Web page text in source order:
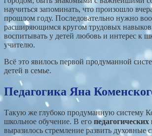
научиться запоминать, что произошло
прошлом году. Последовательно нужно
расширяющимся кругом трудовых
воспитывать у детей любовь и интерес к
учителю.
Всё это явилось первой продуманной
детей в семье.
Педагогика Яна
Такую же глубоко продуманную систему
школьное обучение. В его педагогических
выразилось стремление развить духовные